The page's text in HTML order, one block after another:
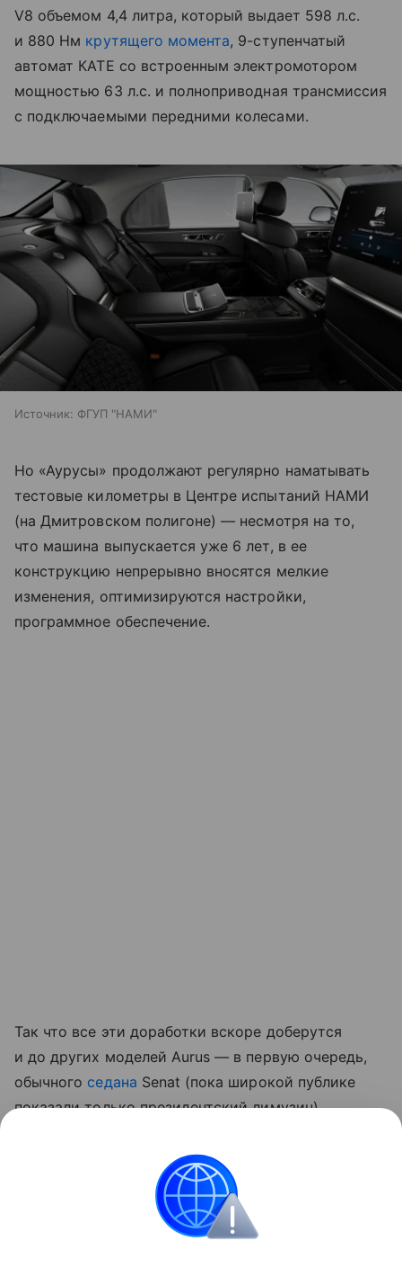
V8 объемом 4,4 литра, который выдает 598 л.с.
и 880 Нм крутящего момента, 9-ступенчатый
автомат КАТЕ со встроенным электромотором
мощностью 63 л.с. и полноприводная трансмиссия
с подключаемыми передними колесами.
Источник: ФГУП "НАМИ"
Но «Аурусы» продолжают регулярно наматывать
тестовые километры в Центре испытаний НАМИ
(на Дмитровском полигоне) — несмотря на то,
что машина выпускается уже 6 лет, в ее
конструкцию непрерывно вносятся мелкие
изменения, оптимизируются настройки,
программное обеспечение.
Так что все эти доработки вскоре доберутся
и до других моделей Aurus — в первую очередь,
обычного седана Senat (пока широкой публике
показали только президентский лимузин),
Но произойдет это не раньше 2025 года, на конец
которого запланировано серийное производство
обновленных «Аурусов».